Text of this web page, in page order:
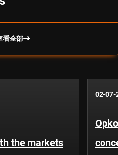
看全部
the markets
02-07-